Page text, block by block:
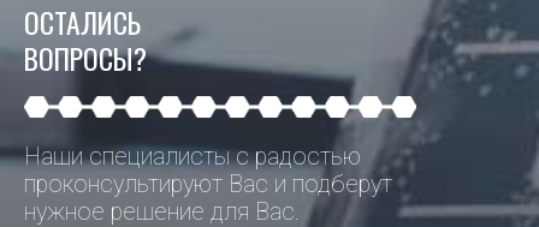
ОСТАЛИСЬ
ВОПРОСЫ?
Наши специалисты с радостью
проконсультируют Вас и подберут
нужное решение для Вас.